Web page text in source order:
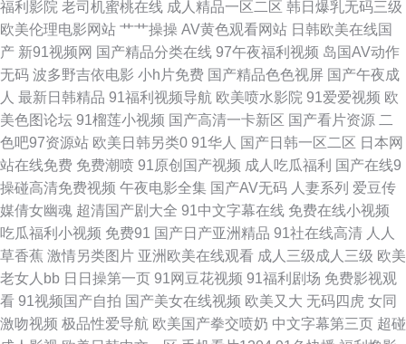
观看亚毛 天堂久久大香蕉 91精品国产丝袜 超碰免费伪娘91 九一在线 人人艹
超碰在线 亚洲金典AA 97婷婷视频 福利视频午夜剧场 青青草原影院 午夜第
一av社区 91熟女视频 成人精品欧美 久久精品嫩草 人人超碰人人 最新色片
人妻超碰免费在线 在线观看91网站 www大香蕉伊人 国产区在线 男女上床视
频 三级金典91 伊人五月天婷婷 97v传媒 韩国不卡AC视频 欧美亚洲日韩成人
天天操天天槡丁香 91九色乱 超碰98 黄色视屏网站 欧美视屏 偷拍色图亚洲
91站色 东京热AⅤ在线 欧美日韩p 午夜一区少女 97爱爱电影 成人五月天色
福利影院 老司机蜜桃在线 成人精品一区二区 韩日爆乳无码三级
欧美伦理电影网站 艹艹操操 AV黄色观看网站 日韩欧美在线国
产 新91视频网 国产精品分类在线 97午夜福利视频 岛国AV动作
无码 波多野吉依电影 小h片免费 国产精品色色视屏 国产午夜成
人 最新日韩精品 91福利视频导航 欧美喷水影院 91爱爱视频 欧
美色图论坛 91榴莲小视频 国产高清一卡新区 国产看片资源 二
色吧97资源站 欧美日韩另类0 91华人 国产日韩一区二区 日本网
站在线免费 免费潮喷 91原创国产视频 成人吃瓜福利 国产在线9
操碰高清免费视频 午夜电影全集 国产AV无码 人妻系列 爱豆传
媒倩女幽魂 超清国产剧大全 91中文字幕在线 免费在线小视频
吃瓜福利小视频 免费91 国产日产亚洲精品 91社在线高清 人人
草香蕉 激情另类图片 亚洲欧美在线观看 成人三级成人三级 欧美
老女人bb 日日操第一页 91网豆花视频 91福利剧场 免费影视观
看 91视频国产自拍 国产美女在线视频 欧美又大 无码四虎 女同
激吻视频 极品性爱导航 欧美国产拳交喷奶 中文字幕第三页 超碰